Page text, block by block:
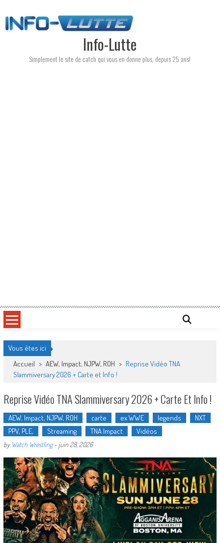
to
content
Info-Lutte
Simplement le site de catch qui vous en donne plus, depuis 25 ans!
Vous êtes ici
Accueil > AEW, Impact, NJPW, ROH > Reprise Vidéo TNA
Slammiversary 2026 + Carte et Info !
Reprise Vidéo TNA Slammiversary 2026 + Carte Et Info !
AEW, Impact, NJPW, ROH carte ex WWE legends
NXT
PPV, PLE,
Streaming TNA Impact Vidéos
by Watch Wrestling- juin 28, 2026